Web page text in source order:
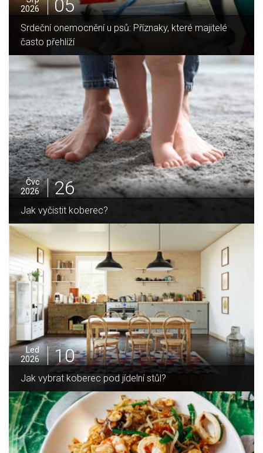
2026
05
Srdeční onemocnění u psů: Příznaky, které majitelé
často přehlíží
Čvc
2026
26
Jak vyčistit koberec?
Led
2026
10
Jak vybrat koberec pod jídelní stůl?